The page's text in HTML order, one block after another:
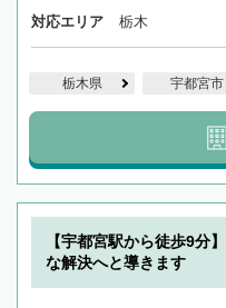
対応エリア 栃木
栃木県 宇都宮市
【宇都宮駅から徒歩9分
な解決へと導きます